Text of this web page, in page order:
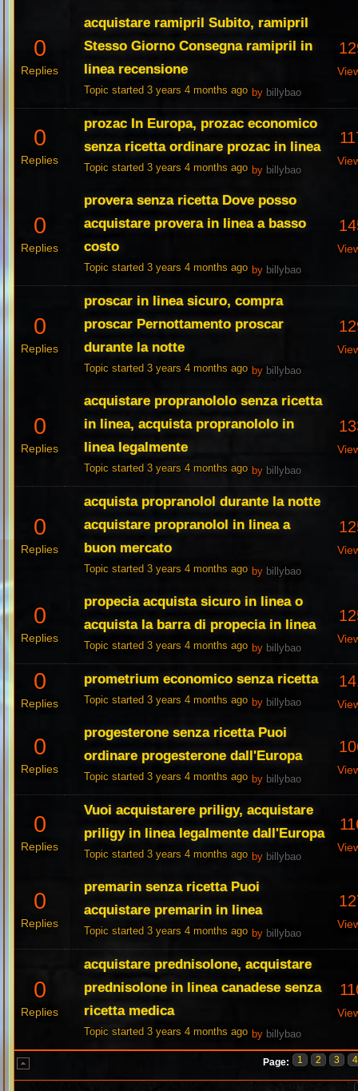
0
Replies
acquistare ramipril Subito, ramipril
Stesso Giorno Consegna ramipril in
linea recensione
Topic started 3 years 4 months ago by billybao
0
Replies
prozac In Europa, prozac economico
senza ricetta ordinare prozac in linea
Topic started 3 years 4 months ago by billybao
0
Replies
provera senza ricetta Dove posso
acquistare provera in linea a basso
costo
Topic started 3 years 4 months ago by billybao
0
Replies
proscar in linea sicuro, compra
proscar Pernottamento proscar
durante la notte
Topic started 3 years 4 months ago by billybao
0
Replies
acquistare propranololo senza ricetta
in linea, acquista propranololo in
linea legalmente
Topic started 3 years 4 months ago by billybao
0
Replies
acquista propranolol durante la notte
acquistare propranolol in linea a
buon mercato
Topic started 3 years 4 months ago by billybao
0
Replies
propecia acquista sicuro in linea o
acquista la barra di propecia in linea
Topic started 3 years 4 months ago by billybao
0
Replies
prometrium economico senza ricetta
Topic started 3 years 4 months ago by billybao
0
Replies
progesterone senza ricetta Puoi
ordinare progesterone dall'Europa
Topic started 3 years 4 months ago by billybao
0
Replies
Vuoi acquistarere priligy, acquistare
priligy in linea legalmente dall'Europa
Topic started 3 years 4 months ago by billybao
0
Replies
premarin senza ricetta Puoi
acquistare premarin in linea
Topic started 3 years 4 months ago by billybao
0
Replies
acquistare prednisolone, acquistare
prednisolone in linea canadese senza
ricetta medica
Topic started 3 years 4 months ago by billybao
Page: 1 2 3 4